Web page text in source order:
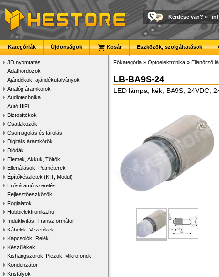
Kérdése van? »
Kategóriák Újdonságok Kosár Eszközök, szolgáltatások
3D nyomtatás
Adathordozók
Ajándékok, ajándékutalványok
Analóg áramkörök
Audiotechnika
Autó HiFi
Biztosítékok
Csatlakozók
Csomagolás és tárolás
Digitális áramkörök
Diódák
Elemek, Akkuk, Töltők
Ellenállások, Potméterek
Építőkészletek (KIT, Modul)
Erősáramú szerelés
Fejlesztőeszközök
Foglalatok
Hobbielektronika.hu
Induktivitás, Transzformátor
Kábelek, Vezetékek
Kapcsolók, Relék
Készülékek
Kishangszórók, Piezók, Mikrofonok
Kondenzátor
Kristályok
Főkategória » Optoelektronika » Ellenőrző
LB-BA9S-24
LED lámpa, kék, BA9S, 24VDC,